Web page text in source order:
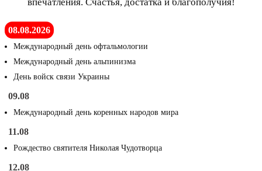
впечатления. Счастья, достатка и благополучия!
08.08.2026
Международный день офтальмологии
Международный день альпинизма
День войск связи Украины
09.08
Международный день коренных народов мира
11.08
Рождество святителя Николая Чудотворца
12.08